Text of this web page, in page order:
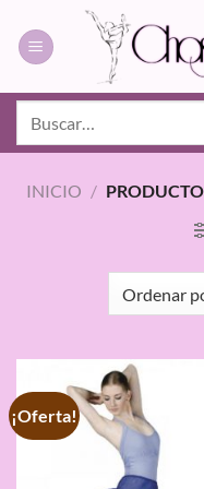
contenido
INICIO /
¡Oferta!